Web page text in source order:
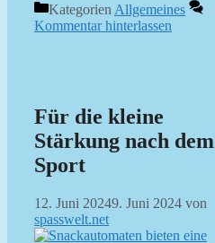
Kategorien Allgemeines
Kommentar hinterlassen
Für die kleine
Stärkung nach dem
Sport
12. Juni 20249. Juni 2024 von
spasswelt.net